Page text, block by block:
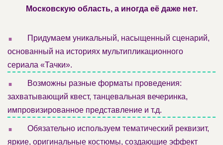
Московскую область, а иногда её даже нет.
.
Придумаем уникальный, насыщенный сценарий,
основанный на историях мультипликационного
сериала «Тачки».
.
Возможны разные форматы проведения:
захватывающий квест, танцевальная вечеринка,
импровизированное представление и т.д.
.
Обязательно используем тематический реквизит,
яркие, оригинальные костюмы, создающие эффект